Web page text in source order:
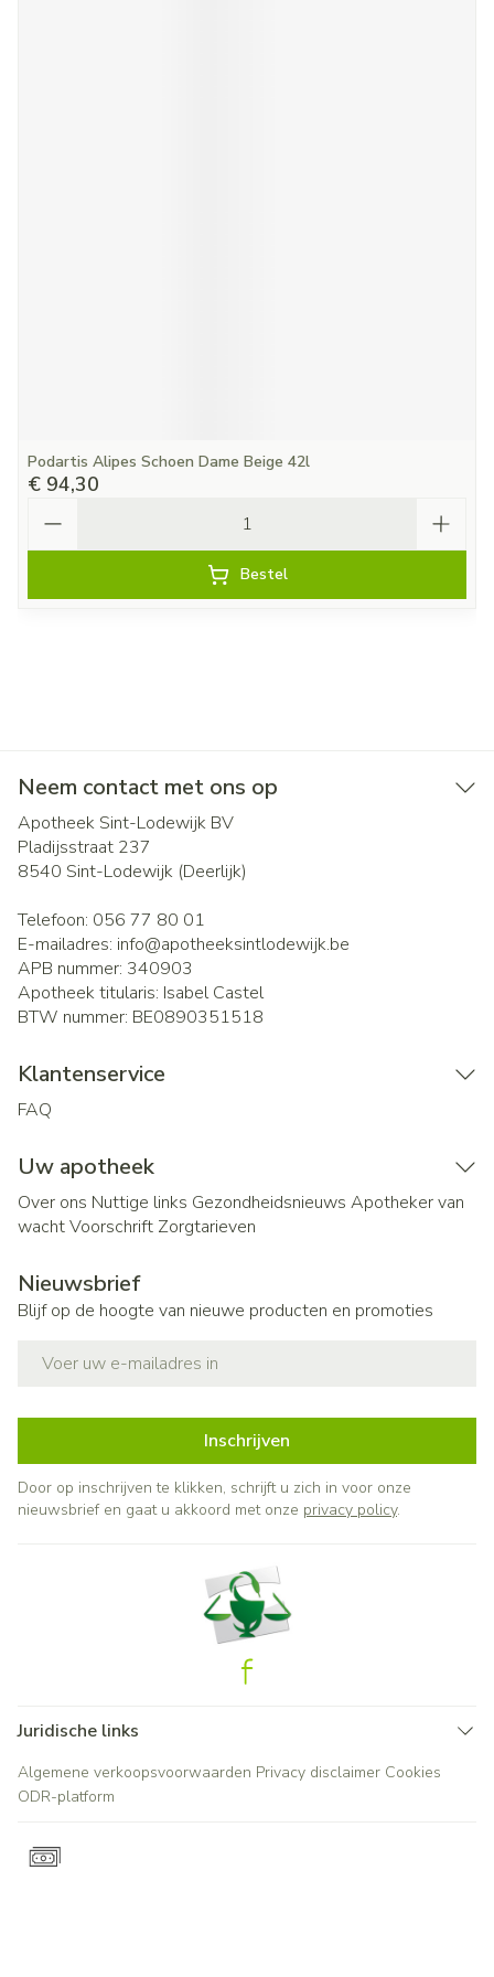
Podartis Alipes Schoen Dame Beige 42l
€ 94,30
Bestel
Neem contact met ons op
Apotheek Sint-Lodewijk BV
Pladijsstraat 237
8540 Sint-Lodewijk (Deerlijk)
Telefoon: 056 77 80 01
E-mailadres: info@apotheeksintlodewijk.be
APB nummer: 340903
Apotheek titularis: Isabel Castel
BTW nummer: BE0890351518
Klantenservice
FAQ
Uw apotheek
Over ons Nuttige links Gezondheidsnieuws Apotheker van
wachtVoorschrift Zorgtarieven
Nieuwsbrief
Blijf op de hoogte van nieuwe producten en promoties
Inschrijven
Door op inschrijven te klikken, schrijft u zich in voor onze
nieuwsbrief en gaat u akkoord met onze privacy policy.
Juridische links
Algemene verkoopsvoorwaarden Privacy disclaimer Cookies
ODR-platform